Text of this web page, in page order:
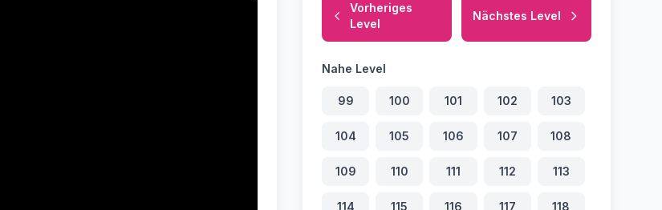
Vorheriges
Level
Nächstes Level
Nahe Level
99 100 101 102 103
104 105 106 107 108
109 110 111 112 113
114 115 116 117 118